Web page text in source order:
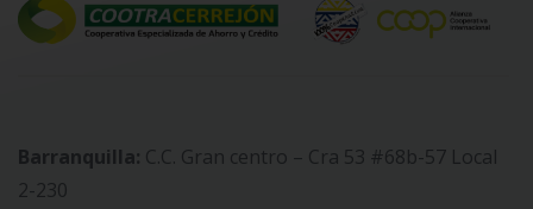
Barranquilla: C.C. Gran centro – Cra 53 #68b-57 Local
2-230